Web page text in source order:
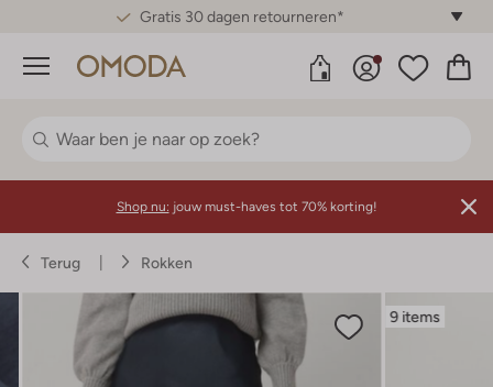
Betaal achteraf met Klarna
Menu
Shop nu: jouw must-haves tot 70% korting!
Terug Rokken
9 items